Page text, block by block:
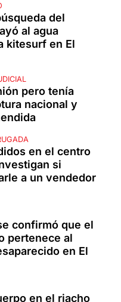
del
al agua
kitesurf en El
pero tenía
nacional y
en el centro
si
a un vendedor
confirmó que el
pertenece al
en El
en el riacho